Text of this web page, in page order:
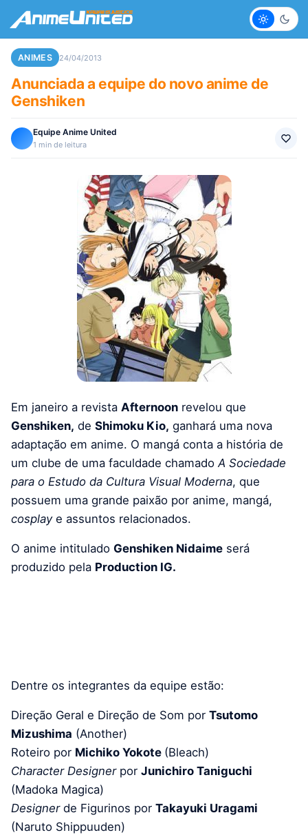
Claro
ANIMES 24/04/2013
Anunciada a equipe do novo anime de
Genshiken
Equipe Anime United
1 min de leitura
Em janeiro a revista Afternoon revelou que
Genshiken, de Shimoku Kio, ganhará uma nova
adaptação em anime. O mangá conta a história de
um clube de uma faculdade chamadoA Sociedade
para o Estudo da Cultura Visual Moderna, que
possuem uma grande paixão por anime, mangá,
cosplaye assuntos relacionados.
O anime intitulado Genshiken Nidaime será
produzido pela Production IG.
Dentre os integrantes da equipe estão:
Direção Geral e Direção de Som por Tsutomo
Mizushima (Another)
Roteiro por Michiko Yokote (Bleach)
Character Designerpor Junichiro Taniguchi
(Madoka Magica)
Designerde Figurinos por Takayuki Uragami
(Naruto Shippuuden)